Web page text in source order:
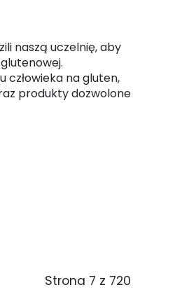
naszą uczelnię, aby
człowieka na gluten,
produkty dozwolone
z głową
Strona 7 z 720